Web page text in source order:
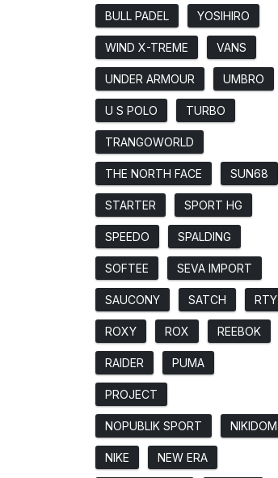
BULL PADEL YOSIHIRO
WIND X-TREME VANS
UNDER ARMOUR UMBRO
U S POLO TURBO
TRANGOWORLD
THE NORTH FACE SUN68
STARTER SPORT HG
SPEEDO SPALDING
SOFTEE SEVA IMPORT
SAUCONY SATCH RTY
ROXY ROX REEBOK
RAIDER PUMA
PROJECT
NOPUBLIK SPORT NIKIDOM
NIKE NEW ERA